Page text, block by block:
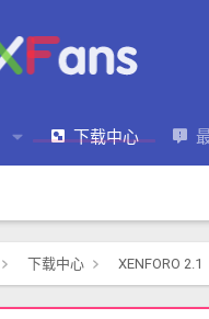
下载中心
下载中心 XENFORO 2.1